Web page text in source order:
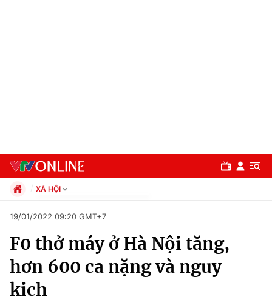
Chuyên mục
Chính trị
XÃ HỘI
Xã hội
Pháp luật
Thể thao
Truyền hình
19/01/2022 09:20 GMT+7
F0 thở máy ở Hà Nội tăng,
hơn 600 ca nặng và nguy
kịch